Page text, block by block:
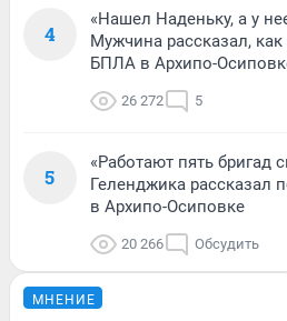
4
«Нашел Наденьку, а у
Мужчина рассказал,
БПЛА в Архипо-
26 272 5
5
«Работают пять бригад
Геленджика рассказал
в Архипо-Осиповке
20 266 Обсудить
МНЕНИЕ